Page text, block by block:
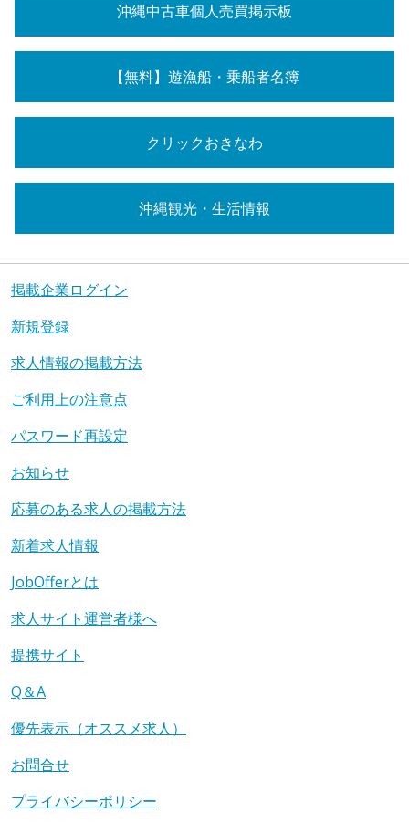
沖縄中古車個人売買掲示板
【無料】遊漁船・乗船者名簿
クリックおきなわ
沖縄観光・生活情報
掲載企業ログイン
新規登録
求人情報の掲載方法
ご利用上の注意点
パスワード再設定
お知らせ
応募のある求人の掲載方法
新着求人情報
JobOfferとは
求人サイト運営者様へ
提携サイト
Q＆A
優先表示（オススメ求人）
お問合せ
プライバシーポリシー